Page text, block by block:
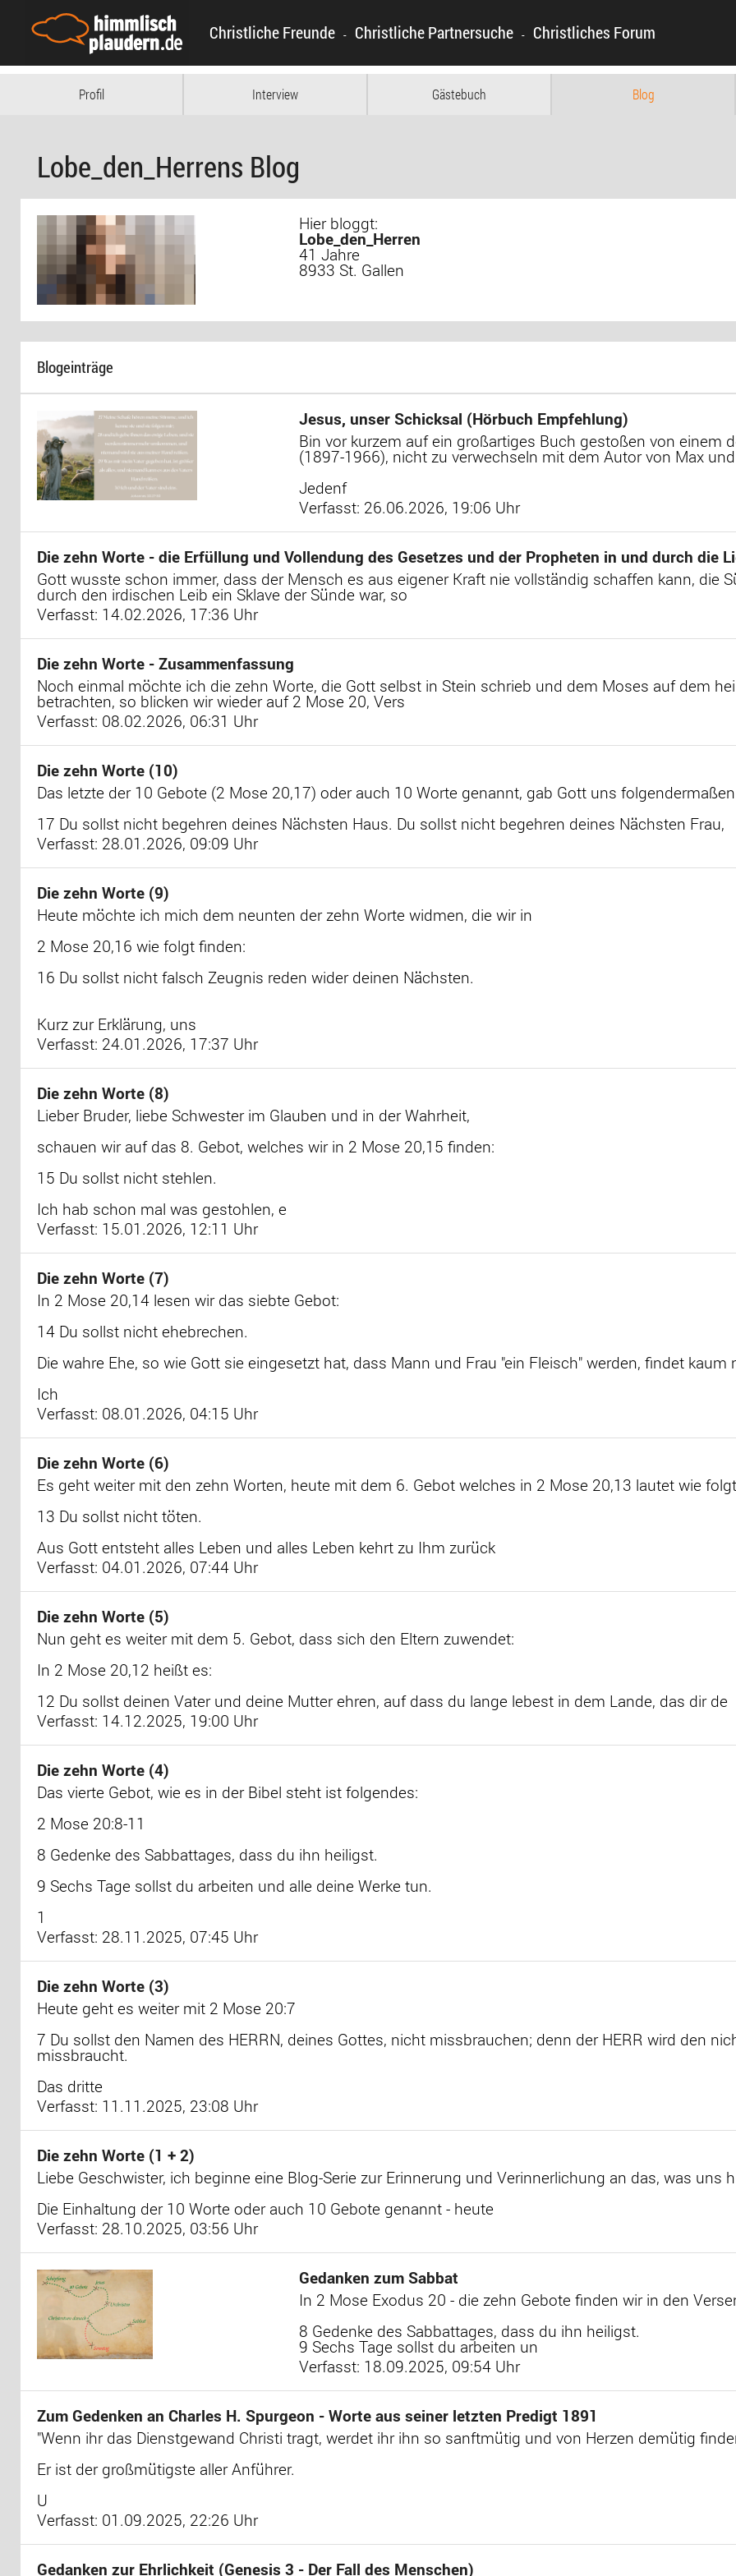
Christliche Freunde - Christliche Partnersuche - Christliches Forum
Profil Interview Gästebuch Blog
Lobe_den_Herrens Blog
Hier bloggt:
Lobe_den_Herren
41 Jahre
8933 St. Gallen
Blogeinträge
Jesus, unser Schicksal (Hörbuch Empfehlung)
Bin vor kurzem auf ein großartiges Buch gestoßen von einem
(1897-1966), nicht zu verwechseln mit dem Autor von Max
Jedenf
Verfasst: 26.06.2026, 19:06 Uhr
Die zehn Worte - die Erfüllung und Vollendung des Gesetzes und der Propheten in und durch die
Gott wusste schon immer, dass der Mensch es aus eigener Kraft nie vollständig schaffen kann, die
durch den irdischen Leib ein Sklave der Sünde war, so
Verfasst: 14.02.2026, 17:36 Uhr
Die zehn Worte - Zusammenfassung
Noch einmal möchte ich die zehn Worte, die Gott selbst in Stein schrieb und dem Moses auf dem
betrachten, so blicken wir wieder auf 2 Mose 20, Vers
Verfasst: 08.02.2026, 06:31 Uhr
Die zehn Worte (10)
Das letzte der 10 Gebote (2 Mose 20,17) oder auch 10 Worte genannt, gab Gott uns
17 Du sollst nicht begehren deines Nächsten Haus. Du sollst nicht begehren deines Nächsten Frau,
Verfasst: 28.01.2026, 09:09 Uhr
Die zehn Worte (9)
Heute möchte ich mich dem neunten der zehn Worte widmen, die wir in
2 Mose 20,16 wie folgt finden:
16 Du sollst nicht falsch Zeugnis reden wider deinen Nächsten.
Kurz zur Erklärung, uns
Verfasst: 24.01.2026, 17:37 Uhr
Die zehn Worte (8)
Lieber Bruder, liebe Schwester im Glauben und in der Wahrheit,
schauen wir auf das 8. Gebot, welches wir in 2 Mose 20,15 finden:
15 Du sollst nicht stehlen.
Ich hab schon mal was gestohlen, e
Verfasst: 15.01.2026, 12:11 Uhr
Die zehn Worte (7)
In 2 Mose 20,14 lesen wir das siebte Gebot:
14 Du sollst nicht ehebrechen.
Die wahre Ehe, so wie Gott sie eingesetzt hat, dass Mann und Frau "ein Fleisch" werden, findet kaum
Ich
Verfasst: 08.01.2026, 04:15 Uhr
Die zehn Worte (6)
Es geht weiter mit den zehn Worten, heute mit dem 6. Gebot welches in 2 Mose 20,13 lautet wie
13 Du sollst nicht töten.
Aus Gott entsteht alles Leben und alles Leben kehrt zu Ihm zurück
Verfasst: 04.01.2026, 07:44 Uhr
Die zehn Worte (5)
Nun geht es weiter mit dem 5. Gebot, dass sich den Eltern zuwendet:
In 2 Mose 20,12 heißt es:
12 Du sollst deinen Vater und deine Mutter ehren, auf dass du lange lebest in dem Lande, das dir de
Verfasst: 14.12.2025, 19:00 Uhr
Die zehn Worte (4)
Das vierte Gebot, wie es in der Bibel steht ist folgendes:
2 Mose 20:8-11
8 Gedenke des Sabbattages, dass du ihn heiligst.
9 Sechs Tage sollst du arbeiten und alle deine Werke tun.
1
Verfasst: 28.11.2025, 07:45 Uhr
Die zehn Worte (3)
Heute geht es weiter mit 2 Mose 20:7
7 Du sollst den Namen des HERRN, deines Gottes, nicht missbrauchen; denn der HERR wird den
missbraucht.
Das dritte
Verfasst: 11.11.2025, 23:08 Uhr
Die zehn Worte (1 + 2)
Liebe Geschwister, ich beginne eine Blog-Serie zur Erinnerung und Verinnerlichung an das, was uns
Die Einhaltung der 10 Worte oder auch 10 Gebote genannt - heute
Verfasst: 28.10.2025, 03:56 Uhr
Gedanken zum Sabbat
In 2 Mose Exodus 20 - die zehn Gebote finden wir in den
8 Gedenke des Sabbattages, dass du ihn heiligst.
9 Sechs Tage sollst du arbeiten un
Verfasst: 18.09.2025, 09:54 Uhr
Zum Gedenken an Charles H. Spurgeon - Worte aus seiner letzten Predigt 1891
"Wenn ihr das Dienstgewand Christi tragt, werdet ihr ihn so sanftmütig und von Herzen demütig
Er ist der großmütigste aller Anführer.
U
Verfasst: 01.09.2025, 22:26 Uhr
Gedanken zur Ehrlichkeit (Genesis 3 - Der Fall des Menschen)